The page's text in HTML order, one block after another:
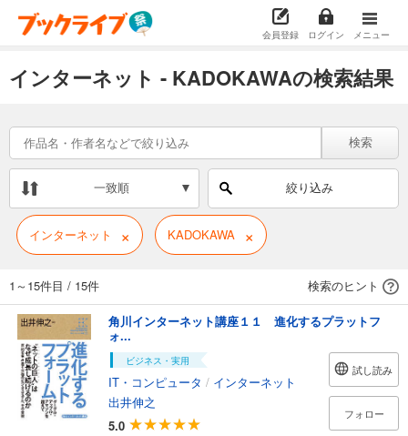
会員登録 ログイン メニュー
インターネット - KADOKAWAの検索結果
検索
一致順 絞り込み
インターネット × KADOKAWA ×
1～15件目 / 15件 検索のヒント
角川インターネット講座１１ 進化するプラットフ
ォ...
ビジネス・実用
IT・コンピュータ / インターネット
出井伸之
5.0
試し読み
フォロー